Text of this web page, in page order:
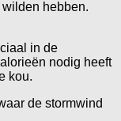
hebben.
in de
nodig heeft
kou.
de stormwind